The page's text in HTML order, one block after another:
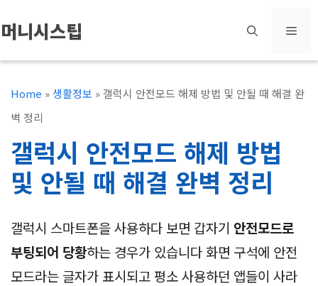
텐
츠
머니시스팁 메
Home »생활정보 »갤럭시 안전모드 해제 방법 및 안될 때 해결 완
벽 정리
갤럭시 안전모드 해제 방법
및 안될 때 해결 완벽 정리
갤럭시 스마트폰을 사용하다 보면 갑자기 안전모드로
부팅되어 당황하는 경우가 있습니다 화면 구석에 안전
모드라는 글자가 표시되고 평소 사용하던 앱들이 사라